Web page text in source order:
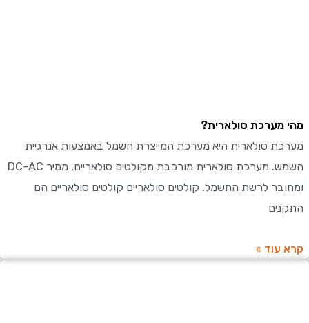
מערכת סולארית?
סולארית היא מערכת המייצרת חשמל באמצעות אנרגיית
השמש. מערכת סולארית מורכבת מקולטים סולאריים, ממיר DC-AC
לרשת החשמל. קולטים סולאריים קולטים סולאריים הם
»